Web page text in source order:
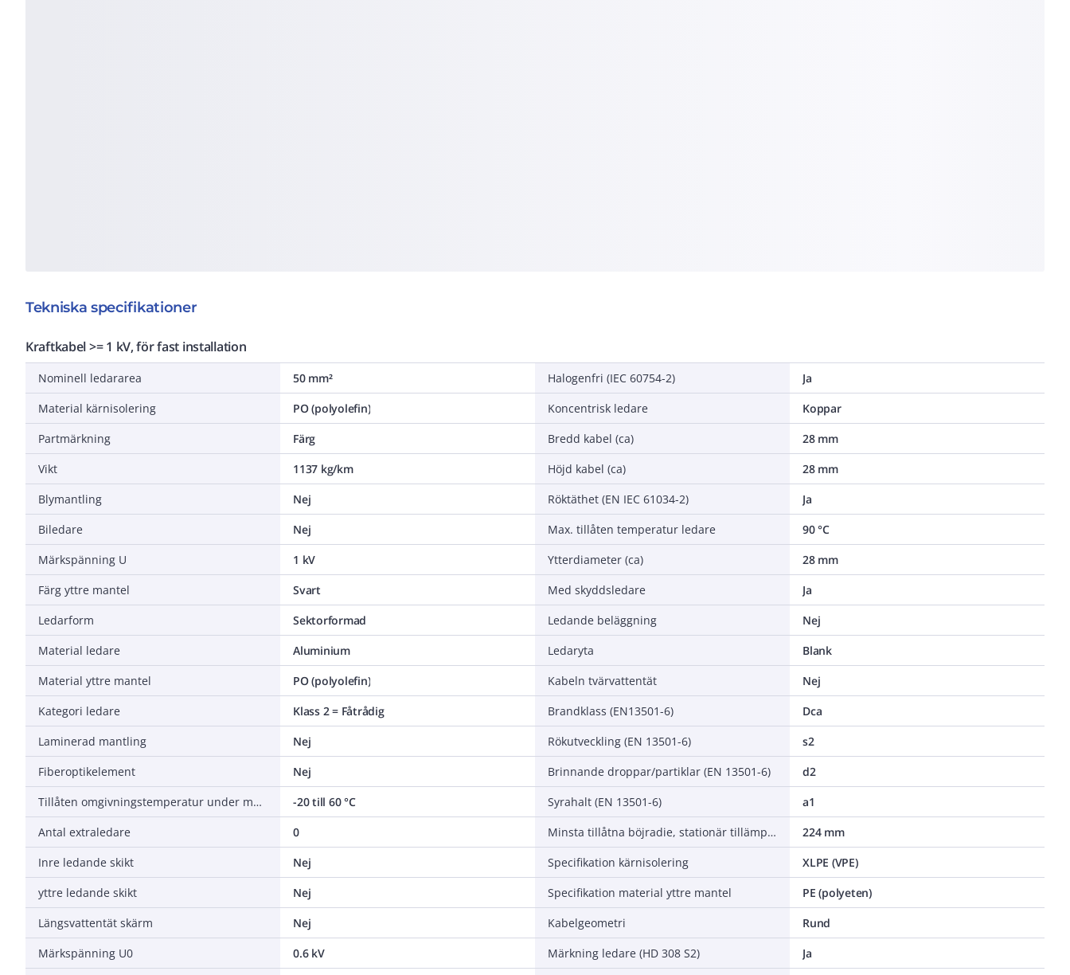
Tekniska specifikationer
Kraftkabel >= 1 kV, för fast installation
Nominell ledararea
50 mm²
Material kärnisolering
PO (polyolefin)
Partmärkning
Färg
Vikt
1137 kg/km
Blymantling
Nej
Biledare
Nej
Märkspänning U
1 kV
Färg yttre mantel
Svart
Ledarform
Sektorformad
Material ledare
Aluminium
Material yttre mantel
PO (polyolefin)
Kategori ledare
Klass 2 = Fåtrådig
Laminerad mantling
Nej
Fiberoptikelement
Nej
Tillåten omgivningstemperatur under montering/hantering
-20 till 60 °C
Antal extraledare
0
Inre ledande skikt
Nej
yttre ledande skikt
Nej
Längsvattentät skärm
Nej
Märkspänning U0
0.6 kV
Halogenfri (IEC 60754-2)
Ja
Koncentrisk ledare
Koppar
Bredd kabel (ca)
28 mm
Höjd kabel (ca)
28 mm
Röktäthet (EN IEC 61034-2)
Ja
Max. tillåten temperatur ledare
90 °C
Ytterdiameter (ca)
28 mm
Med skyddsledare
Ja
Ledande beläggning
Nej
Ledaryta
Blank
Kabeln tvärvattentät
Nej
Brandklass (EN13501-6)
Dca
Rökutveckling (EN 13501-6)
s2
Brinnande droppar/partiklar (EN 13501-6)
d2
Syrahalt (EN 13501-6)
a1
Minsta tillåtna böjradie, stationär tillämpning/permanent installation
224 mm
Specifikation kärnisolering
XLPE (VPE)
Specifikation material yttre mantel
PE (polyeten)
Kabelgeometri
Rund
Märkning ledare (HD 308 S2)
Ja